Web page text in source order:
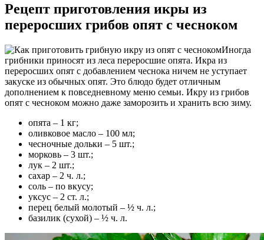
Рецепт приготовления икры из
переросших грибов опят с чесноком
Иногда
грибники приносят из леса переросшие опята. Икра из
переросших опят с добавлением чеснока ничем не уступает
закуске из обычных опят. Это блюдо будет отличным
дополнением к повседневному меню семьи. Икру из грибов
опят с чесноком можно даже заморозить и хранить всю зиму.
опята – 1 кг;
оливковое масло – 100 мл;
чесночные дольки – 5 шт.;
морковь – 3 шт.;
лук – 2 шт.;
сахар – 2 ч. л.;
соль – по вкусу;
уксус – 2 ст. л.;
перец белый молотый – ½ ч. л.;
базилик (сухой) – ½ ч. л.